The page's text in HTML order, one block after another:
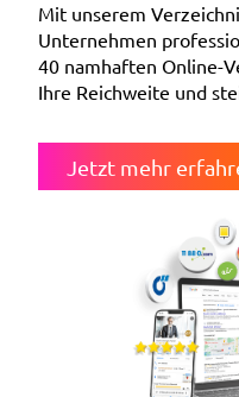
Mit unserem
Unternehmen
40 namhaften Online-
Ihre Reichweite und
Jetzt mehr